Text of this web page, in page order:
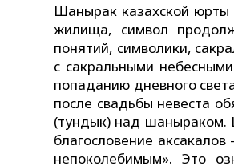
Шанырак казахской юрты
жилища, символ
понятий, символики,
с сакральными
попаданию дневного
после свадьбы невеста
(тундык) над шаныраком.
благословение
непоколебимым». Это